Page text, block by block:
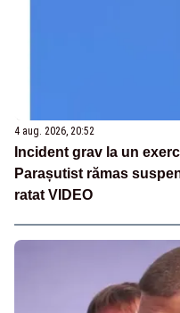
4 aug. 2026, 20:52
Incident grav la un
Parașutist rămas
ratat VIDEO